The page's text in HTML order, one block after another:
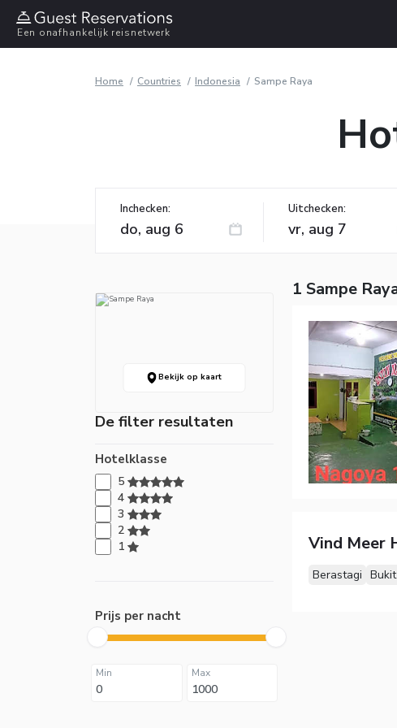
Een onafhankelijk reisnetwerk
Home Countries Indonesia Sampe Raya
Inchecken: Uitchecken:
Bekijk op kaart
De filter resultaten
Hotelklasse
5
4
3
2
1
Prijs per nacht
Min Max
1 Sampe
Vind Meer
Berastagi